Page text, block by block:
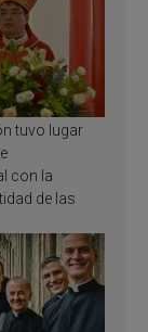
tuvo lugar
con la
de las